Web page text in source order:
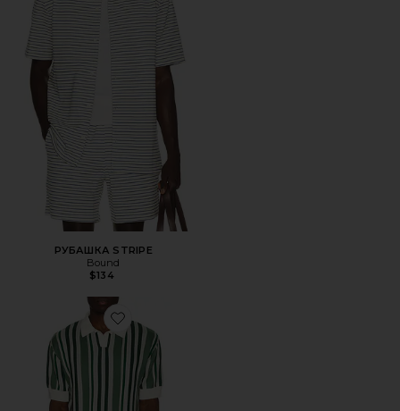
РУБАШКА STRIPE
Bound
$134
Favorite ПОЛО